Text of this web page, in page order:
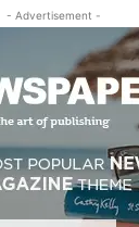
- Advertisement -